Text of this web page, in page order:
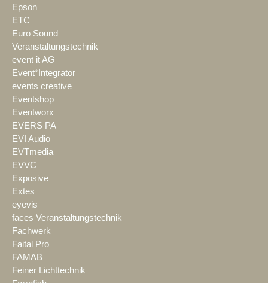
Epson
ETC
Euro Sound
Veranstaltungstechnik
event it AG
Event*Integrator
events creative
Eventshop
Eventworx
EVERS PA
EVI Audio
EVTmedia
EVVC
Exposive
Extes
eyevis
faces Veranstaltungstechnik
Fachwerk
Faital Pro
FAMAB
Feiner Lichttechnik